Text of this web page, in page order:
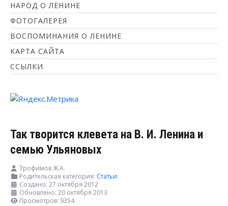
НАРОД О ЛЕНИНЕ
ФОТОГАЛЕРЕЯ
ВОСПОМИНАНИЯ О ЛЕНИНЕ
КАРТА САЙТА
ССЫЛКИ
Так творится клевета на В. И. Ленина и
семью Ульяновых
Трофимов Ж.А.
Родительская категория: Статьи
Создано: 27 октября 2012
Обновлено: 20 октября 2013
Просмотров: 9354